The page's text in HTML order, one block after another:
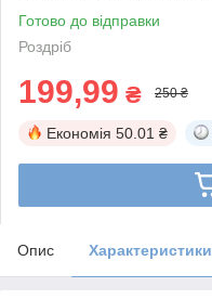
Готово до відправки
Роздріб
199,99 ₴ 250 ₴
Економія 50.01 ₴
Опис Характеристики